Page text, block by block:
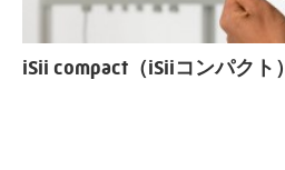
iSii compact（iSiiコンパクト）